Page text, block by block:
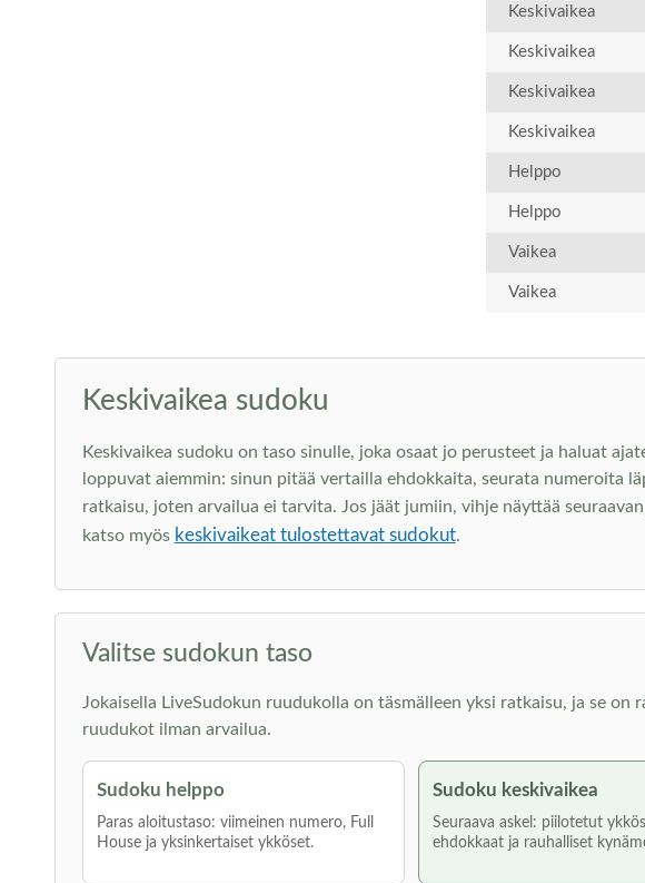
Keskivaikea
Keskivaikea
Keskivaikea
Keskivaikea
Helppo
Helppo
Vaikea
Vaikea
Keskivaikea sudoku
Keskivaikea sudoku on taso sinulle, joka osaat jo perusteet ja haluat
loppuvat aiemmin: sinun pitää vertailla ehdokkaita, seurata numeroita
ratkaisu, joten arvailua ei tarvita. Jos jäät jumiin, vihje näyttää
katso myös keskivaikeat tulostettavat sudokut.
Valitse sudokun taso
Jokaisella LiveSudokun ruudukolla on täsmälleen yksi ratkaisu, ja se
ruudukot ilman arvailua.
Sudoku helppo
Paras aloitustaso: viimeinen numero, Full
House ja yksinkertaiset ykköset.
Sudoku keskivaikea
Seuraava askel: piilotetut
ehdokkaat ja rauhalliset